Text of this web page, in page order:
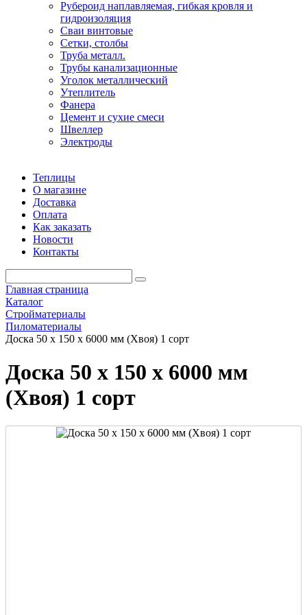
Рубероид наплавляемая, гибкая кровля и
гидроизоляция
Сваи винтовые
Сетки, столбы
Труба металл.
Трубы канализационные
Уголок металлический
Утеплитель
Фанера
Цемент и сухие смеси
Швеллер
Электроды
Теплицы
О магазине
Доставка
Оплата
Как заказать
Новости
Контакты
Главная страница
Каталог
Стройматериалы
Пиломатериалы
Доска 50 х 150 х 6000 мм (Хвоя) 1 сорт
Доска 50 х 150 х 6000 мм
(Хвоя) 1 сорт